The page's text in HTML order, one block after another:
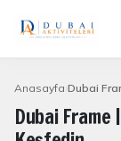
Anasayfa Dubai
Dubai Frame